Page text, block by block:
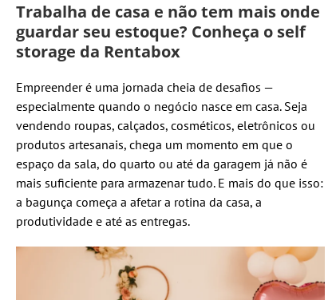
Trabalha de casa e não tem mais onde
guardar seu estoque? Conheça o self
storage da Rentabox
Empreender é uma jornada cheia de desafios —
especialmente quando o negócio nasce em casa. Seja
vendendo roupas, calçados, cosméticos, eletrônicos ou
produtos artesanais, chega um momento em que o
espaço da sala, do quarto ou até da garagem já não é
mais suficiente para armazenar tudo. E mais do que isso:
a bagunça começa a afetar a rotina da casa, a
produtividade e até as entregas.